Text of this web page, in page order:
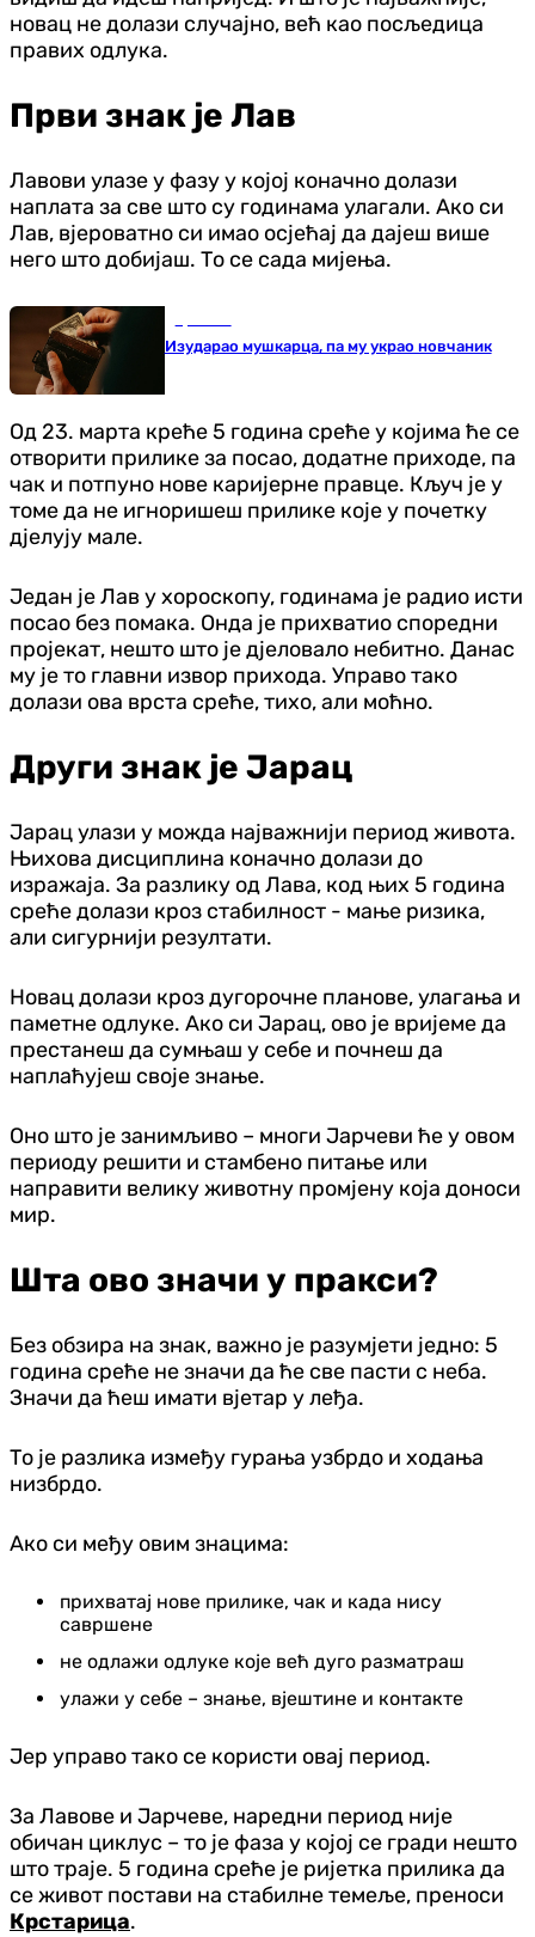
новац не долази случајно, већ као посљедица
правих одлука.
Први знак је Лав
Лавови улазе у фазу у којој коначно долази
наплата за све што су годинама улагали. Ако си
Лав, вјероватно си имао осјећај да дајеш више
него што добијаш. То се сада мијења.
Изударао мушкарца, па му украо новчаник
Од 23. марта креће 5 година среће у којима ће се
отворити прилике за посао, додатне приходе, па
чак и потпуно нове каријерне правце. Кључ је у
томе да не игноришеш прилике које у почетку
дјелују мале.
Један је Лав у хороскопу, годинама је радио исти
посао без помака. Онда је прихватио споредни
пројекат, нешто што је дјеловало небитно. Данас
му је то главни извор прихода. Управо тако
долази ова врста среће, тихо, али моћно.
Други знак је Јарац
Јарац улази у можда најважнији период живота.
Њихова дисциплина коначно долази до
изражаја. За разлику од Лава, код њих 5 година
среће долази кроз стабилност - мање ризика,
али сигурнији резултати.
Новац долази кроз дугорочне планове, улагања и
паметне одлуке. Ако си Јарац, ово је вријеме да
престанеш да сумњаш у себе и почнеш да
наплаћујеш своје знање.
Оно што је занимљиво – многи Јарчеви ће у овом
периоду решити и стамбено питање или
направити велику животну промјену која доноси
мир.
Шта ово значи у пракси?
Без обзира на знак, важно је разумјети једно: 5
година среће не значи да ће све пасти с неба.
Значи да ћеш имати вјетар у леђа.
То је разлика између гурања узбрдо и ходања
низбрдо.
Ако си међу овим знацима:
прихватај нове прилике, чак и када нису
савршене
не одлажи одлуке које већ дуго разматраш
улажи у себе – знање, вјештине и контакте
Јер управо тако се користи овај период.
За Лавове и Јарчеве, наредни период није
обичан циклус – то је фаза у којој се гради нешто
што траје. 5 година среће је ријетка прилика да
се живот постави на стабилне темеље, преноси
Крстарица.